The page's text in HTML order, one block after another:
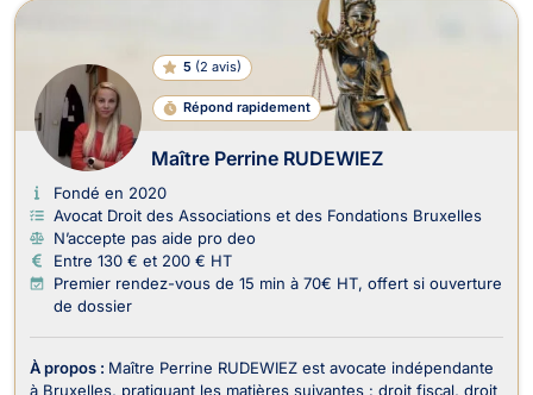
5 (2 avis)
Répond rapidement
Maître Perrine RUDEWIEZ
Fondé en 2020
Avocat Droit des Associations et des Fondations Bruxelles
N’accepte pas aide pro deo
Entre 130 € et 200 € HT
Premier rendez-vous de 15 min à 70€ HT, offert si ouverture
de dossier
À propos : Maître Perrine RUDEWIEZ est avocate indépendante
à Bruxelles, pratiquant les matières suivantes : droit fiscal, droit